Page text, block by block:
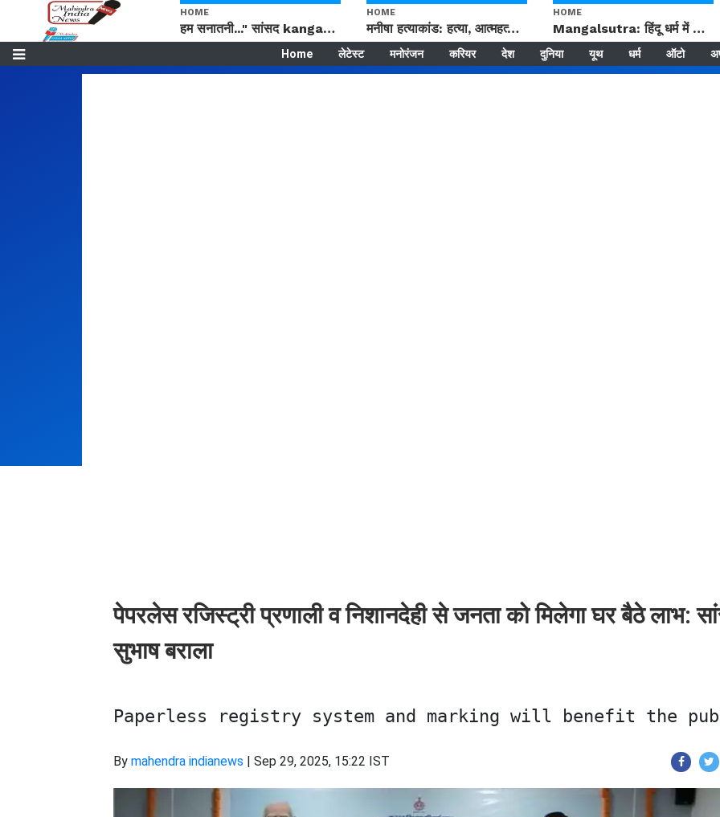
HOME
हम सनातनी..." सांसद kangana Ranaut से क्या बोली लड़की? Viral Jantar-Mantar | CJP protest
HOME
मनीषा हत्याकांड: हत्या, आत्महत्या या कोई बड़ा राज? | Full Story | Josh Haryana
HOME
Mangalsutra: हिंदू धर्म में शादी के बाद मंगलसूत्र क्यों पहनती है महिलाएं, किसने शुरु की ये परंपरा
Home लेटेस्ट मनोरंजन करियर देश दुनिया यूथ धर्म ऑटो
पेपरलेस रजिस्ट्री प्रणाली व निशानदेही से जनता को मिलेगा घर बैठे लाभ:
सुभाष बराला
Paperless registry system and marking will benefit the
By mahendra indianews | Sep 29, 2025, 15:22 IST